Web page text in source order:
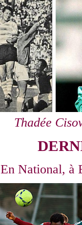
Thadée
En National, à